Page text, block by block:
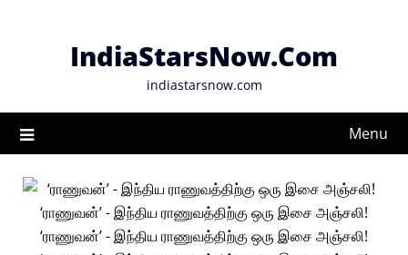
IndiaStarsNow.Com
indiastarsnow.com
Menu